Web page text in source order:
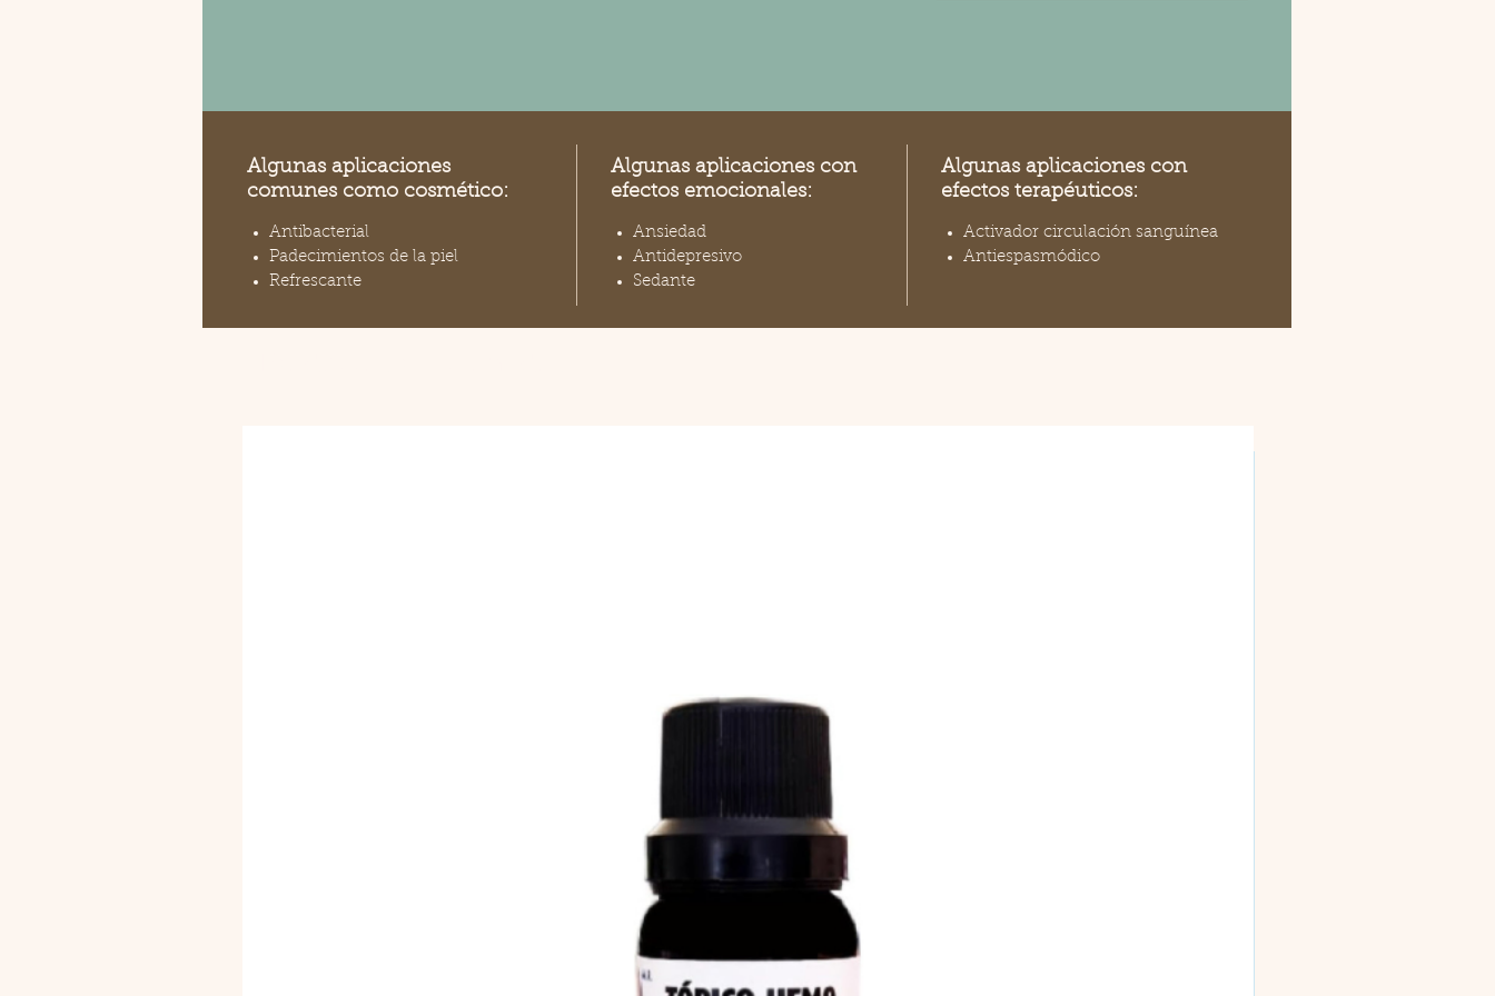
Algunas aplicaciones
comunes como cosmético:
Antibacterial
Padecimientos de la piel
Refrescante
Algunas aplicaciones con
efectos emocionales:
Ansiedad
Antidepresivo
Sedante
Algunas aplicaciones con
efectos terapéuticos:
Activador circulación sanguínea
Antiespasmódico